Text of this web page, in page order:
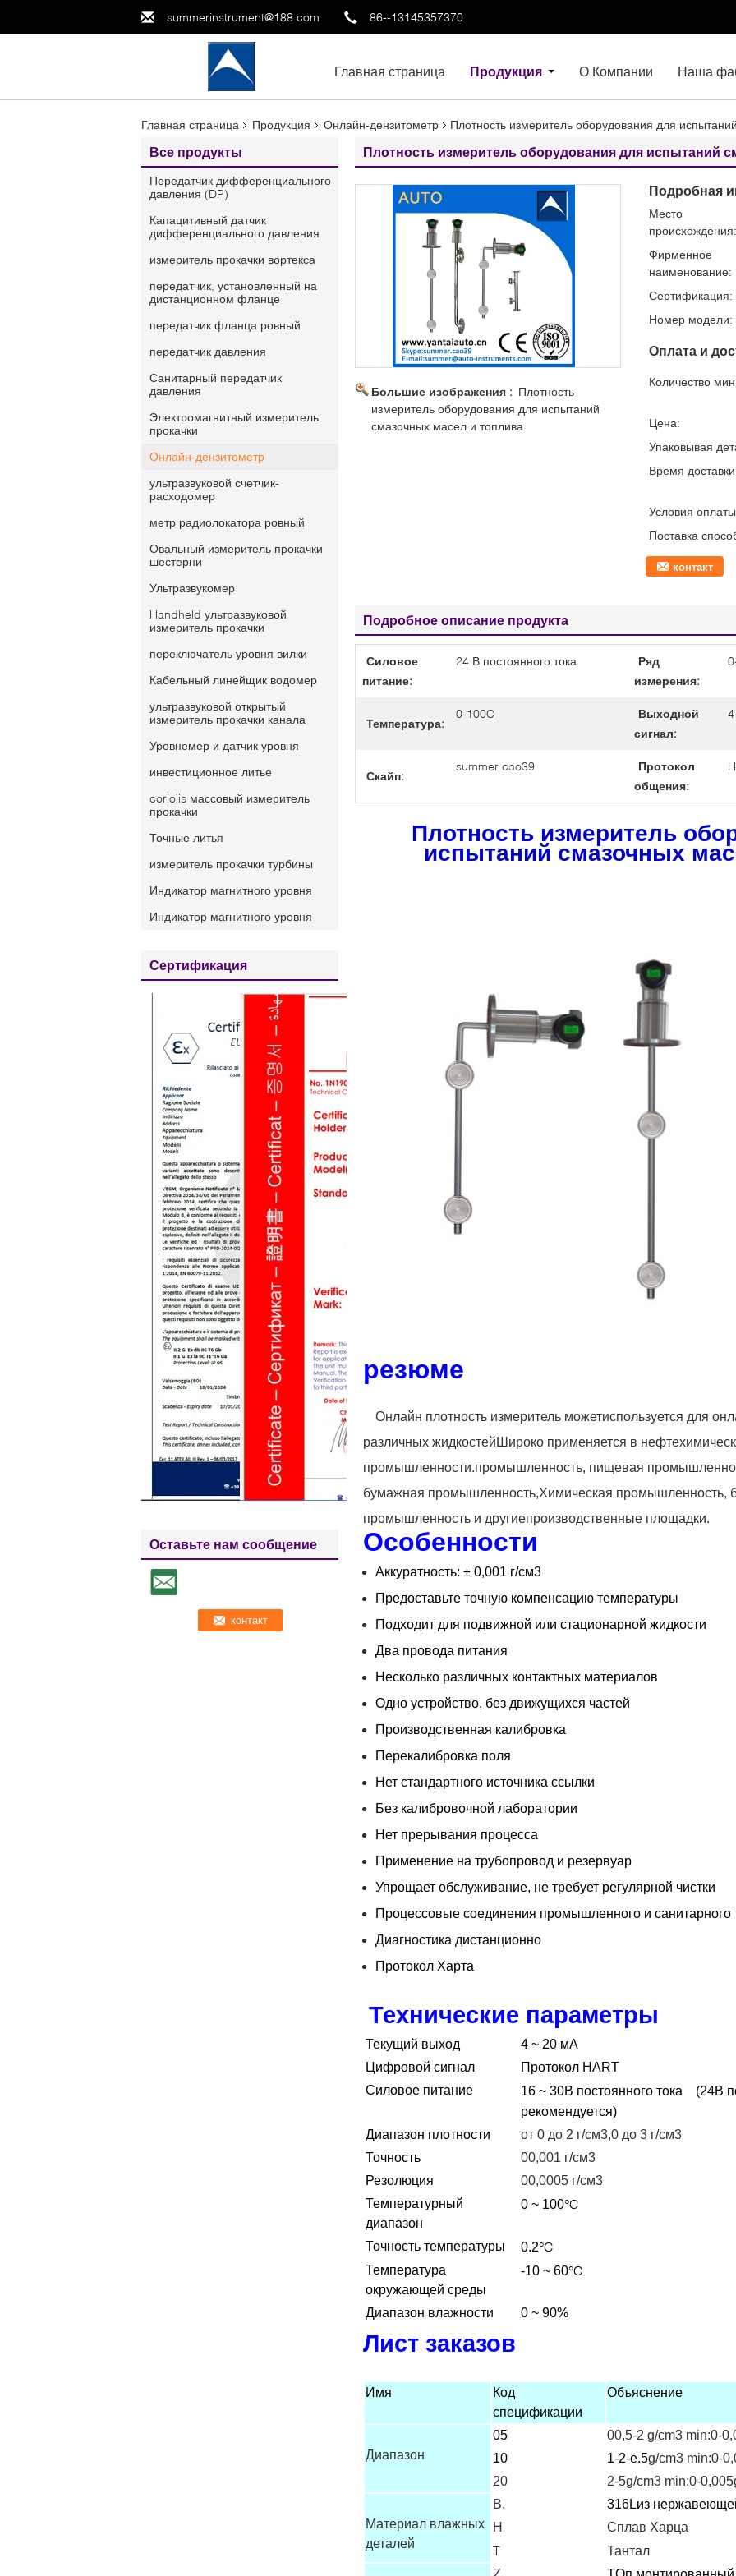
summerinstrument@188.com 86--13145357370
Главная страница Продукция О Компании Наша
Главная страница Продукция Онлайн-дензитометр Плотность измеритель оборудования для
Все продукты
Передатчик дифференциального
давления (DP)
Капацитивный датчик
дифференциального давления
измеритель прокачки вортекса
передатчик, установленный на
дистанционном фланце
передатчик фланца ровный
передатчик давления
Санитарный передатчик
давления
Электромагнитный измеритель
прокачки
Онлайн-дензитометр
ультразвуковой счетчик-
расходомер
метр радиолокатора ровный
Овальный измеритель прокачки
шестерни
Ультразвукомер
Handheld ультразвуковой
измеритель прокачки
переключатель уровня вилки
Кабельный линейщик водомер
ультразвуковой открытый
измеритель прокачки канала
Уровнемер и датчик уровня
инвестиционное литье
coriolis массовый измеритель
прокачки
Точные литья
измеритель прокачки турбины
Индикатор магнитного уровня
Индикатор магнитного уровня
Сертификация
Оставьте нам сообщение
Плотность измеритель оборудования для испытаний
Большие изображения : Плотность
измеритель оборудования для испытаний
смазочных масел и топлива
Подробная
Место
происхождения:
Фирменное
наименование:
Сертификация:
Номер модели:
Оплата и
Количество мин
Цена:
Упаковывая
Время
Условия
Поставка
контакт
Подробное описание продукта
Силовое
питание:
24 В постоянного тока
Ряд
измерения:
Температура:
0-100C
Выходной
сигнал:
Скайп:
summer.cao39
Протокол
общения:
Плотность измеритель
испытаний смазочных
резюме
Онлайн плотность измеритель можетиспользуется для
различных жидкостей Широко применяется в
промышленности.промышленность, пищевая
бумажная промышленность,Химическая промышленность,
промышленность и другиепроизводственные площадки.
Особенности
Аккуратность: ± 0,001 г/см3
Предоставьте точную компенсацию температуры
Подходит для подвижной или стационарной жидкости
Два провода питания
Несколько различных контактных материалов
Одно устройство, без движущихся частей
Производственная калибровка
Перекалибровка поля
Нет стандартного источника ссылки
Без калибровочной лаборатории
Нет прерывания процесса
Применение на трубопровод и резервуар
Упрощает обслуживание, не требует регулярной чистки
Процессовые соединения промышленного и санитарного
Диагностика дистанционно
Протокол Харта
Технические параметры
Текущий выход
4 ~ 20 мА
Цифровой сигнал
Протокол HART
Силовое питание
16 ~ 30В постоянного тока
(24В
рекомендуется)
Диапазон плотности
от 0 до 2 г/см3,0 до 3 г/см3
Точность
00,001 г/см3
Резолюция
00,0005 г/см3
Температурный
диапазон
0 ~ 100°C
Точность температуры 0.2°C
Температура
окружающей среды
-10 ~ 60°C
Диапазон влажности 0 ~ 90%
Лист заказов
Имя
Код
спецификации
Объяснение
Диапазон
05
00,5-2 g/cm3 min:0-
10
1-2-е.5g/cm3 min:0-
20
2-5g/cm3 min:0-
Материал влажных
деталей
В. 316Lиз
H
Сплав Харца
T Тантал